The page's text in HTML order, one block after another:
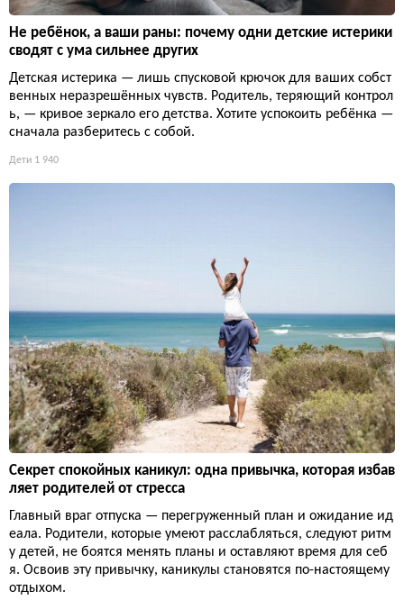
Не ребёнок, а ваши раны: почему одни детские истерики
сводят с ума сильнее других
Детская истерика — лишь спусковой крючок для ваших собст
венных неразрешённых чувств. Родитель, теряющий контрол
ь, — кривое зеркало его детства. Хотите успокоить ребёнка —
сначала разберитесь с собой.
Дети 1 940
Секрет спокойных каникул: одна привычка, которая избав
ляет родителей от стресса
Главный враг отпуска — перегруженный план и ожидание ид
еала. Родители, которые умеют расслабляться, следуют ритм
у детей, не боятся менять планы и оставляют время для себ
я. Освоив эту привычку, каникулы становятся по-настоящему
отдыхом.